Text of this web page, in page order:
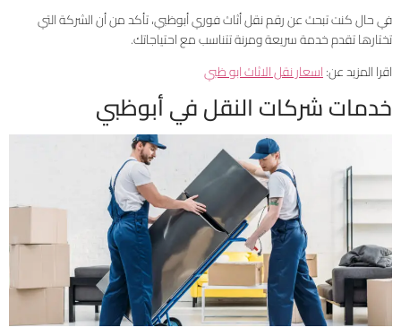
في حال كنت تبحث عن رقم نقل أثاث فوري أبوظبي، تأكد من أن الشركة التي
تختارها تقدم خدمة سريعة ومرنة تتناسب مع احتياجاتك.
اقرا المزيد عن:اسعار نقل الاثاث ابو ظبي
خدمات شركات النقل في أبوظبي